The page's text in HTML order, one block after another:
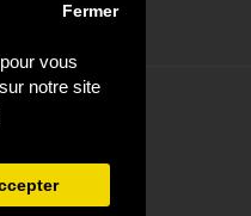
vous
notre site
Fermer
Cart